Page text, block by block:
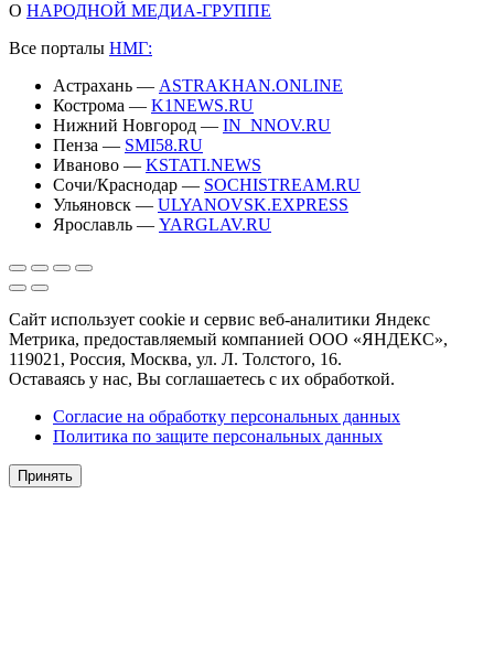
О НАРОДНОЙ МЕДИА-ГРУППЕ
Все порталы НМГ:
Астрахань — ASTRAKHAN.ONLINE
Кострома — K1NEWS.RU
Нижний Новгород — IN_NNOV.RU
Пенза — SMI58.RU
Иваново — KSTATI.NEWS
Сочи/Краснодар — SOCHISTREAM.RU
Ульяновск — ULYANOVSK.EXPRESS
Ярославль — YARGLAV.RU
Сайт использует cookie и сервис веб-аналитики Яндекс
Метрика, предоставляемый компанией ООО «ЯНДЕКС»,
119021, Россия, Москва, ул. Л. Толстого, 16.
Оставаясь у нас, Вы соглашаетесь с их обработкой.
Согласие на обработку персональных данных
Политика по защите персональных данных
Принять